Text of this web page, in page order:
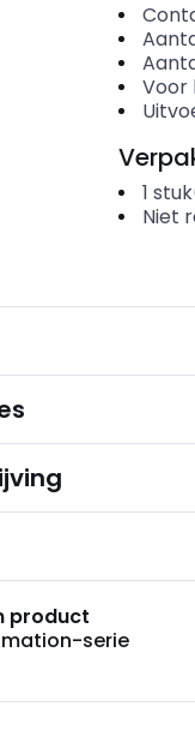
Voor
1
Niet
product
serie